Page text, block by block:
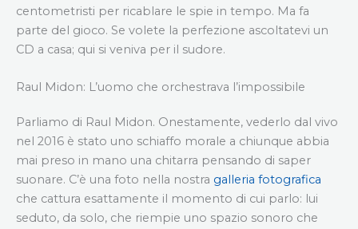
centometristi per ricablare le spie in tempo. Ma fa
parte del gioco. Se volete la perfezione ascoltatevi un
CD a casa; qui si veniva per il sudore.
Raul Midon: L’uomo che orchestrava l’impossibile
Parliamo di Raul Midon. Onestamente, vederlo dal vivo
nel 2016 è stato uno schiaffo morale a chiunque abbia
mai preso in mano una chitarra pensando di saper
suonare. C’è una foto nella nostra galleria fotografica
che cattura esattamente il momento di cui parlo: lui
seduto, da solo, che riempie uno spazio sonoro che